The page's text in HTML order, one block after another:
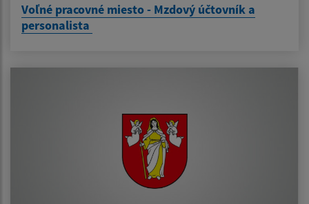
Voľné pracovné miesto - Mzdový účtovník a
personalista